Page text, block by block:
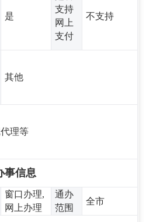
是
支持
网上
支付
不支持
其他
理等
事信息
窗口办理,
网上办理
通办
范围
全市